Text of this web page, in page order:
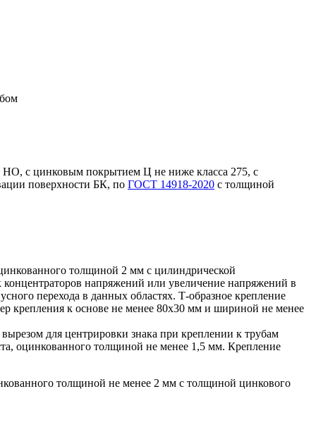
НО, с цинковым покрытием Ц не ниже класса 275, с
поверхности БК, по ГОСТ 14918-2020 с толщиной
толщиной 2 мм с цилиндрической
напряжений или увеличение напряжений в
перехода в данных областях. Т-образное крепление
крепления к основе не менее 80х30 мм и шириной не менее
для центрировки знака при креплении к трубам
оцинкованного толщиной не менее 1,5 мм. Крепление
толщиной не менее 2 мм с толщиной цинкового